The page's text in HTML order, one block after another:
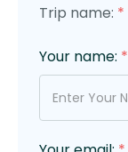
Trip name: *
Your name: *